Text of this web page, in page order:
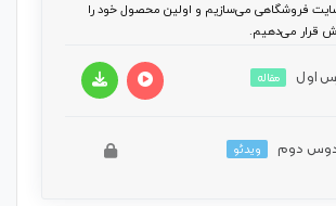
فروشگاهی می‌سازیم و اولین محصول خود را
قرار می‌دهیم.
اول مقاله
دوس دوم ویدئو